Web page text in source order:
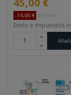
-14,00 €
Envío e impuestos